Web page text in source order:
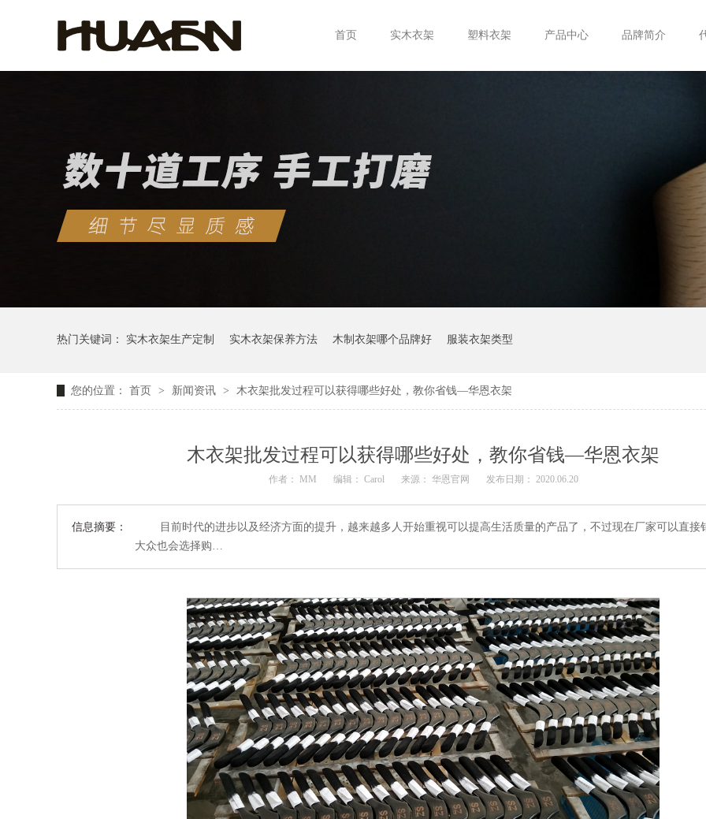
首页 实木衣架 塑料衣架 产品中心 品牌简介
热门关键词： 实木衣架生产定制 实木衣架保养方法 木制衣架哪个品牌好 服装衣架类型
您的位置： 首页 > 新闻资讯 > 木衣架批发过程可以获得哪些好处，教你省钱—华恩衣架
木衣架批发过程可以获得哪些好处，教你省钱—华恩衣架
作者： MM 编辑： Carol 来源： 华恩官网 发布日期： 2020.06.20
信息摘要：
目前时代的进步以及经济方面的提升，越来越多人开始重视可以提高生活质量的产品了，不过现在厂家可以直接
大众也会选择购…